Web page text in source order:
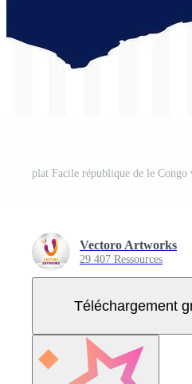
Vectoro Artworks
29 407 Ressources
Téléchargement